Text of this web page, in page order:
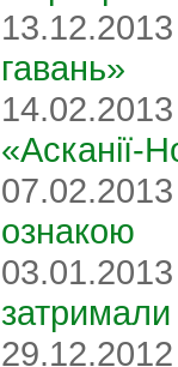
гавань»
«Асканії-
ознакою
затримали